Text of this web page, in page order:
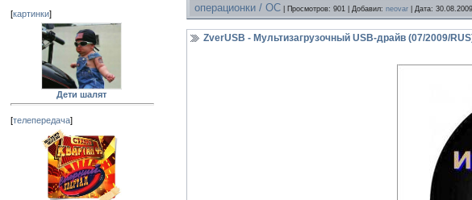
[картинки]
Дети шалят
[телепередача]
операционки / OC | Просмотров: 901 | Добавил: neovar | Дата: 30.08.2009
ZverUSB - Мультизагрузочный USB-драйв (07/2009/